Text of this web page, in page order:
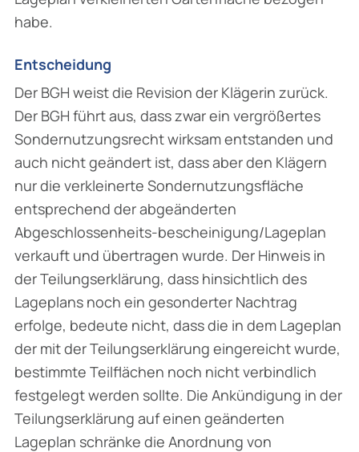
habe.
Entscheidung
Der BGH weist die Revision der Klägerin zurück.
Der BGH führt aus, dass zwar ein vergrößertes
Sondernutzungsrecht wirksam entstanden und
auch nicht geändert ist, dass aber den Klägern
nur die verkleinerte Sondernutzungsfläche
entsprechend der abgeänderten
Abgeschlossenheits-bescheinigung/Lageplan
verkauft und übertragen wurde. Der Hinweis in
der Teilungserklärung, dass hinsichtlich des
Lageplans noch ein gesonderter Nachtrag
erfolge, bedeute nicht, dass die in dem Lageplan
der mit der Teilungserklärung eingereicht wurde,
bestimmte Teilflächen noch nicht verbindlich
festgelegt werden sollte. Die Ankündigung in der
Teilungserklärung auf einen geänderten
Lageplan schränke die Anordnung von